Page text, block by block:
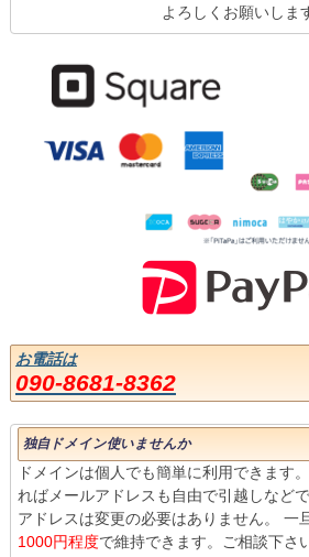
よろしくお願いしま
お電話は
090-8681-8362
独自ドメイン使いませんか
ドメインは個人でも簡単に利用できます
ればメールアドレスも自由で引越しなど
アドレスは変更の必要はありません。 一
1000円程度で維持できます。ご相談下さ